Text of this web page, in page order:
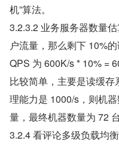
机”算法。
3.2.3.2 业务服务器数量
户流量，那么剩下 10%
QPS 为 600K/s * 10% =
比较简单，主要是读缓
理能力是 1000/s，则机
量，最终机器数量为 72 台
3.2.4 看评论多级负载均